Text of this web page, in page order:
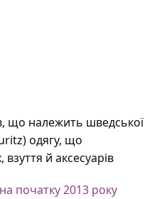
що належить шведської
одягу, що
й аксесуарів
початку 2013 року